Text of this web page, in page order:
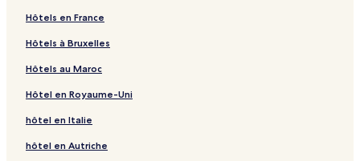
a
a
e
U
n
i
a
l
p
g
e
A
r
b
Hôtels en France
Hôtels à Bruxelles
Hôtels au Maroc
Hôtel en Royaume-Uni
hôtel en Italie
hôtel en Autriche